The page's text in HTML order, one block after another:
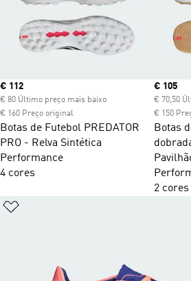
Current price
€ 112
€ 80 Último preço mais baixo
€ 160 Preço original
Botas de Futebol PREDATOR
PRO - Relva Sintética
Performance
4 cores
Current
€ 105
€ 70,50
€ 150
Botas
2 cores